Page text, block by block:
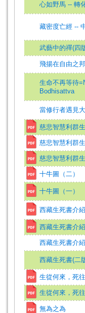
心如野馬 -- 轉
藏密度亡經 --
武藝中的禪(四
飛揚在自由之
生命不再等待
Bodhisattva
當修行者遇見
慈悲智慧利群生
慈悲智慧利群生
慈悲智慧利群生
十牛圖（二）
十牛圖（一）
西藏生死書介紹
西藏生死書介紹
西藏生死書介紹
西藏生死書(二
生從何來，死
生從何來，死
無為之為